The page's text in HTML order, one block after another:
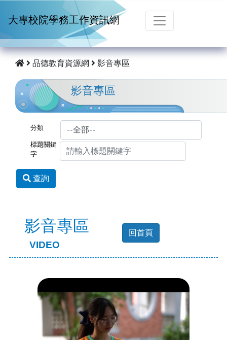
大專校院學務工作資訊網
品德教育資源網 影音專區
影音專區
分類
標題關鍵
字
查詢
影音專區
VIDEO
回首頁